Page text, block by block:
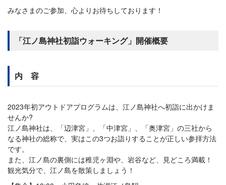
みなさまのご参加、心よりお待ちしております！
「江ノ島神社初詣ウォーキング」開催概要
内 容
2023年初アウトドアプログラムは、江ノ島神社へ初詣に出かけま
せんか?
江ノ島神社は、「辺津宮」、「中津宮」、「奥津宮」の三社から
なる神社の総称で、実はこの3つお詣りすることが正しい参拝方法
です。
また、江ノ島の裏側には稚児ヶ淵や、岩谷など、見どころ満載！
観光気分で、江ノ島を散策しましょう！